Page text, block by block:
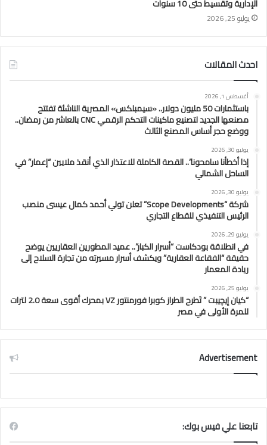
الإدارية وتقسيط حتى 10 سنوات
يوليو 25, 2026
احدث المقالات
أغسطس 1, 2026
باستثمارات 50 مليون دولار.. «سيمبلكس» المصرية الناشئة تفتتح
مصنعها الجديد لتصنيع ماكينات التحكم الرقمي CNC بالعاشر من رمضان..
ووضع حجر أساس المصنع الثالث
يوليو 30, 2026
إذا أخطأنا سامحونا”.. القصة الكاملة للاعتذار الذي أنقذ ملايين “إعمار” في
الساحل الشمالي
يوليو 30, 2026
شركة “Scope Developments” تعلن تولي أحمد كمال عيسى منصب
الرئيس التنفيذي للقطاع التجاري
يوليو 29, 2026
في انطلاقة بودكاست “أسرار الكبار”.. عميد المطورين العقاريين يوضح
حقيقة “الفقاعة العقارية” ويكشف أسرار مسيرته من تجارة السلاح إلى
ريادة المعمار
يوليو 25, 2026
“كيان إيچيبت ” تَطرح الطراز كوبرا فورمنتور VZ بمحرك أقوى سعة 2.0 لترات
للمرة الأولى في مصر
Advertisement
تابعنا علي فيس بوك: